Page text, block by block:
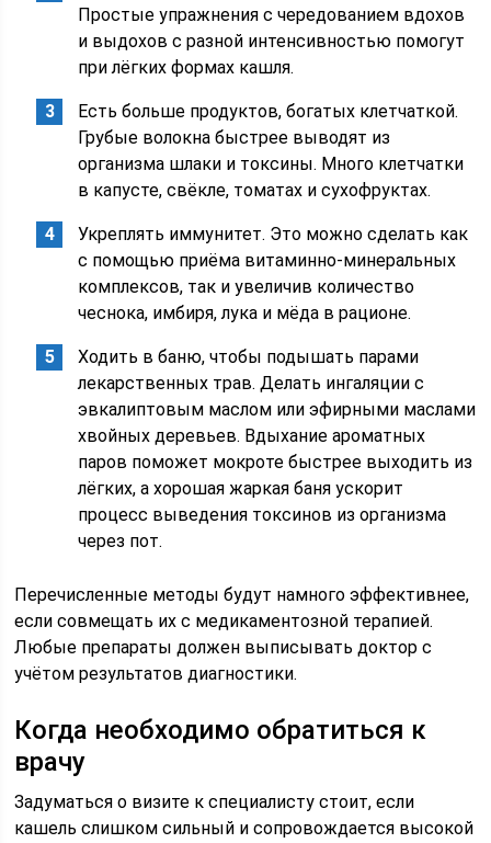
Простые упражнения с чередованием вдохов
и выдохов с разной интенсивностью помогут
при лёгких формах кашля.
Есть больше продуктов, богатых клетчаткой.
Грубые волокна быстрее выводят из
организма шлаки и токсины. Много клетчатки
в капусте, свёкле, томатах и сухофруктах.
Укреплять иммунитет. Это можно сделать как
с помощью приёма витаминно-минеральных
комплексов, так и увеличив количество
чеснока, имбиря, лука и мёда в рационе.
Ходить в баню, чтобы подышать парами
лекарственных трав. Делать ингаляции с
эвкалиптовым маслом или эфирными маслами
хвойных деревьев. Вдыхание ароматных
паров поможет мокроте быстрее выходить из
лёгких, а хорошая жаркая баня ускорит
процесс выведения токсинов из организма
через пот.
Перечисленные методы будут намного эффективнее,
если совмещать их с медикаментозной терапией.
Любые препараты должен выписывать доктор с
учётом результатов диагностики.
Когда необходимо обратиться к
врачу
Задуматься о визите к специалисту стоит, если
кашель слишком сильный и сопровождается высокой